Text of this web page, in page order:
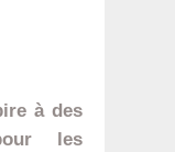
à des
les